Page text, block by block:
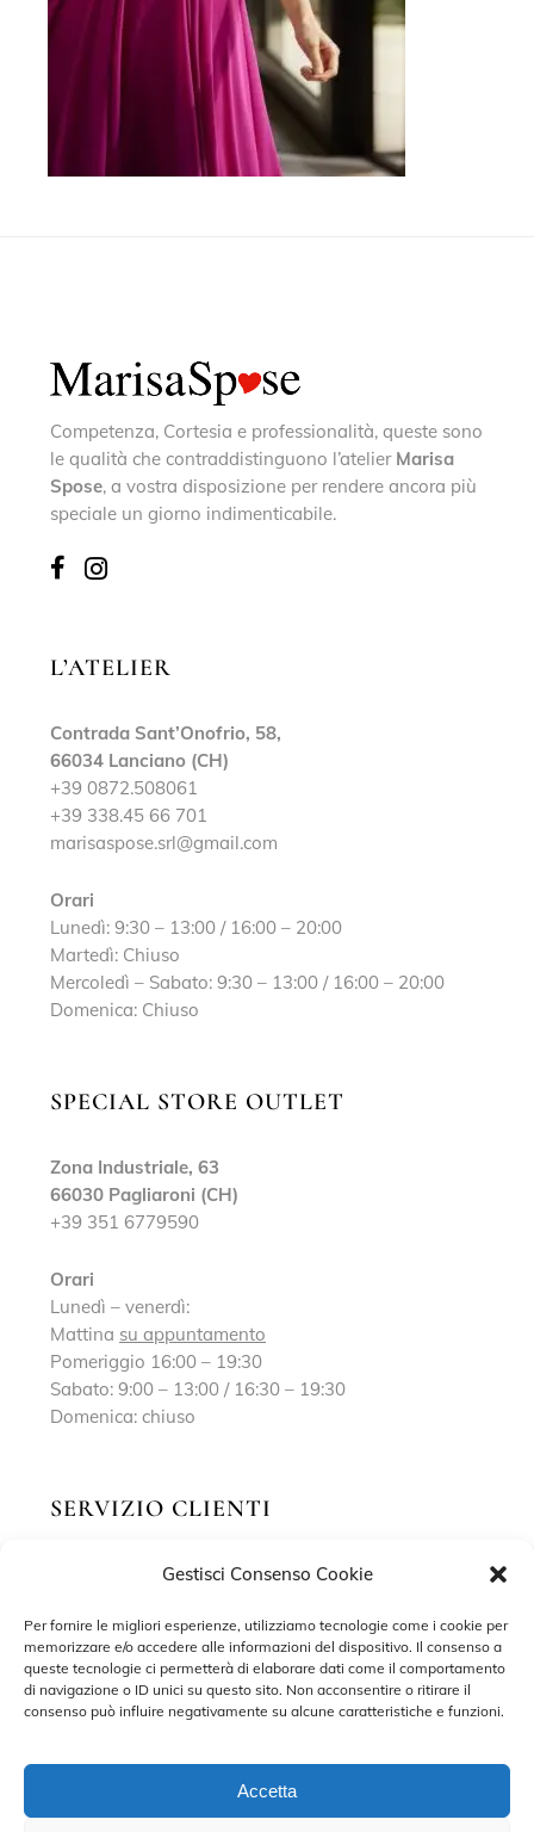
Gestisci Consenso Cookie
Per fornire le migliori esperienze, utilizziamo tecnologie come i cookie per
memorizzare e/o accedere alle informazioni del dispositivo. Il consenso a
queste tecnologie ci permetterà di elaborare dati come il comportamento
di navigazione o ID unici su questo sito. Non acconsentire o ritirare il
consenso può influire negativamente su alcune caratteristiche e funzioni.
Accetta
Competenza, Cortesia e professionalità, queste sono
le qualità che contraddistinguono l’atelier Marisa
Spose, a vostra disposizione per rendere ancora più
speciale un giorno indimenticabile.
L’ATELIER
Contrada Sant’Onofrio, 58,
66034 Lanciano (CH)
+39 0872.508061
+39 338.45 66 701
marisaspose.srl@gmail.com
Orari
Lunedì: 9:30 – 13:00 / 16:00 – 20:00
Martedì: Chiuso
Mercoledì – Sabato: 9:30 – 13:00 / 16:00 – 20:00
Domenica: Chiuso
SPECIAL STORE OUTLET
Zona Industriale, 63
66030 Pagliaroni (CH)
+39 351 6779590
Orari
Lunedì – venerdì:
Mattina su appuntamento
Pomeriggio 16:00 – 19:30
Sabato: 9:00 – 13:00 / 16:30 – 19:30
Domenica: chiuso
SERVIZIO CLIENTI
Richiedi un appuntamento
Contatti
Privacy Policy
Cookie Policy